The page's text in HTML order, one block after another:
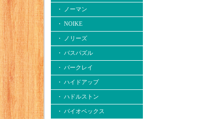
・ ノーマン
・ NOIKE
・ ノリーズ
・ バスパズル
・ バークレイ
・ ハイドアップ
・ ハドルストン
・ バイオベックス